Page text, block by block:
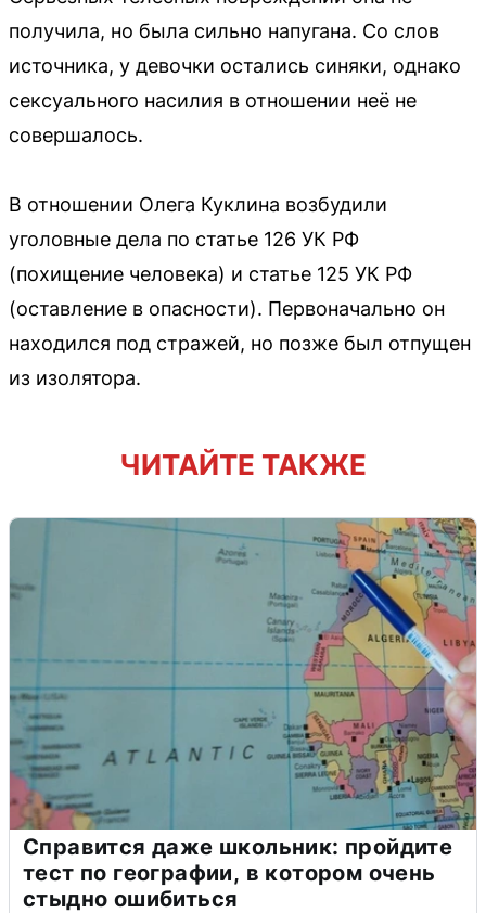
получила, но была сильно напугана. Со слов
источника, у девочки остались синяки, однако
сексуального насилия в отношении неё не
совершалось.
В отношении Олега Куклина возбудили
уголовные дела по статье 126 УК РФ
(похищение человека) и статье 125 УК РФ
(оставление в опасности). Первоначально он
находился под стражей, но позже был отпущен
из изолятора.
ЧИТАЙТЕ ТАКЖЕ
Справится даже школьник: пройдите
тест по географии, в котором очень
стыдно ошибиться